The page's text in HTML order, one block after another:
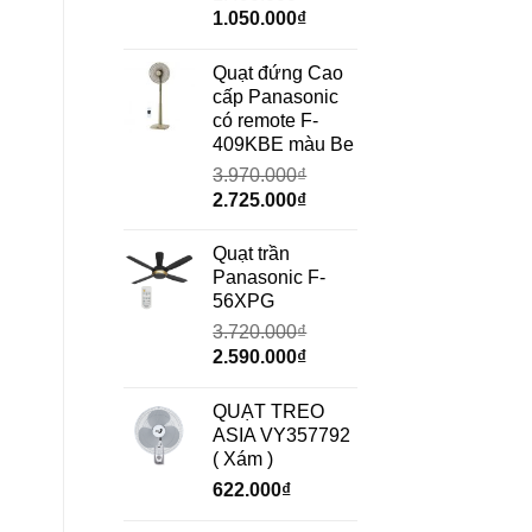
Giá
là:
1.490.000₫.
1.050.000₫Giá
tại
là:
1.050.000₫.
Quạt đứng Cao
cấp Panasonic
có remote F-
409KBE màu Be
3.970.000₫
Giá
là:
3.970.000₫.
2.725.000₫Giá
là:
Quạt trần
Panasonic F-
56XPG
3.720.000₫
Giá
là:
3.720.000₫.
2.590.000₫Giá
tại
là:
QUẠT TREO
ASIA VY357792
( Xám )
622.000₫